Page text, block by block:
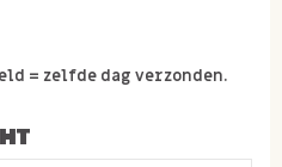
= zelfde dag verzonden.